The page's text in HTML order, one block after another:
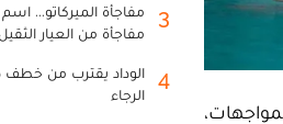
3
مفاجأة الميركاتو...
مفاجأة من العيار
4
الوداد يقترب من
الرجاء